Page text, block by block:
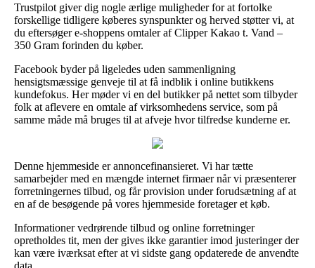
Trustpilot giver dig nogle ærlige muligheder for at fortolke
forskellige tidligere køberes synspunkter og herved støtter vi, at
du eftersøger e-shoppens omtaler af Clipper Kakao t. Vand –
350 Gram forinden du køber.
Facebook byder på ligeledes uden sammenligning
hensigtsmæssige genveje til at få indblik i online butikkens
kundefokus. Her møder vi en del butikker på nettet som tilbyder
folk at aflevere en omtale af virksomhedens service, som på
samme måde må bruges til at afveje hvor tilfredse kunderne er.
Denne hjemmeside er annoncefinansieret. Vi har tætte
samarbejder med en mængde internet firmaer når vi præsenterer
forretningernes tilbud, og får provision under forudsætning af at
en af de besøgende på vores hjemmeside foretager et køb.
Informationer vedrørende tilbud og online forretninger
opretholdes tit, men der gives ikke garantier imod justeringer der
kan være iværksat efter at vi sidste gang opdaterede de anvendte
data.